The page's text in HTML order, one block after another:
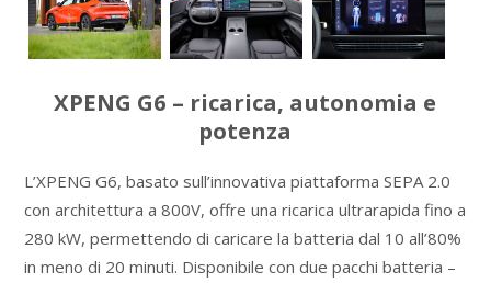
XPENG G6 – ricarica, autonomia e
potenza
L’XPENG G6, basato sull’innovativa piattaforma SEPA 2.0
con architettura a 800V, offre una ricarica ultrarapida fino a
280 kW, permettendo di caricare la batteria dal 10 all’80%
in meno di 20 minuti. Disponibile con due pacchi batteria –